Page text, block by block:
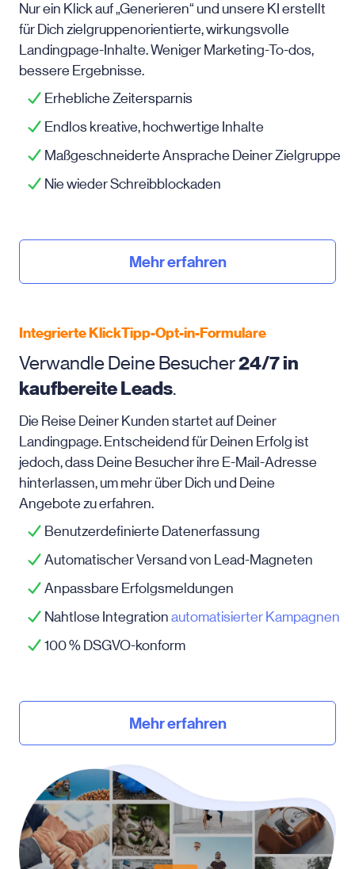
Nur ein Klick auf „Generieren“ und unsere KI erstellt
für Dich zielgruppenorientierte, wirkungsvolle
Landingpage-Inhalte. Weniger Marketing-To-dos,
bessere Ergebnisse.
Erhebliche Zeitersparnis
Endlos kreative, hochwertige Inhalte
Maßgeschneiderte Ansprache Deiner Zielgruppe
Nie wieder Schreibblockaden
Mehr erfahren
Integrierte KlickTipp-Opt-in-Formulare
Verwandle Deine Besucher24/7 in
kaufbereite Leads.
Die Reise Deiner Kunden startet auf Deiner
Landingpage. Entscheidend für Deinen Erfolg ist
jedoch, dass Deine Besucher ihre E-Mail-Adresse
hinterlassen, um mehr über Dich und Deine
Angebote zu erfahren.
Benutzerdefinierte Datenerfassung
Automatischer Versand von Lead-Magneten
Anpassbare Erfolgsmeldungen
Nahtlose Integration automatisierter Kampagnen
100 % DSGVO-konform
Mehr erfahren